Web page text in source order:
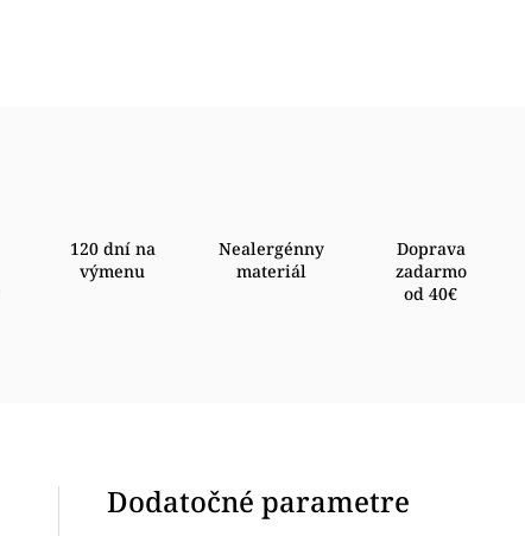
120 dní na
výmenu
Nealergénny
materiál
Doprava
zadarmo
od 40€
Dodatočné parametre